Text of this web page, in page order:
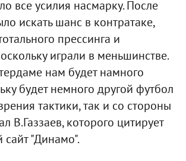
все усилия насмарку. После
искать шанс в контратаке,
прессинга и
играли в меньшинстве.
нам будет намного
будет немного другой футбол
тактики, так и со стороны
В.Газзаев, которого цитирует
"Динамо".